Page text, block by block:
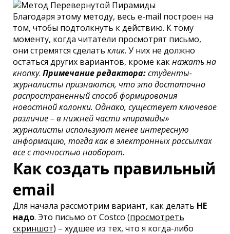
Благодаря этому методу, весь e-mail построен на
том, чтобы подтолкнуть к действию. К тому
моменту, когда читатели просмотрят письмо,
они стремятся сделать клик. У них не должно
остаться других вариантов, кроме какнажать на
кнопку. Примечание редактора:студенты-
журналисты признаются, что это достаточно
распространенный способ формирования
новостной колонки. Однако, существует ключевое
различие – в нижней части «пирамиды»
журналисты используют менее интересную
информацию, тогда как в электронных рассылках
все с точностью наоборот.
Как создать правильный
email
Для начала рассмотрим вариант, как делать НЕ
надо. Это письмо от Costco (просмотреть
скриншот) – худшее из тех, что я когда-либо